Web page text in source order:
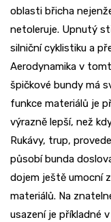
oblasti břicha
netoleruje. Upnutý
silniční cyklistiku a
Aerodynamika v
špičkové bundy má
funkce materiálů je
výrazně lepší, než
Rukávy, trup,
působí bunda
dojem ještě umocní
materiálů. Na
usazení je příkladné